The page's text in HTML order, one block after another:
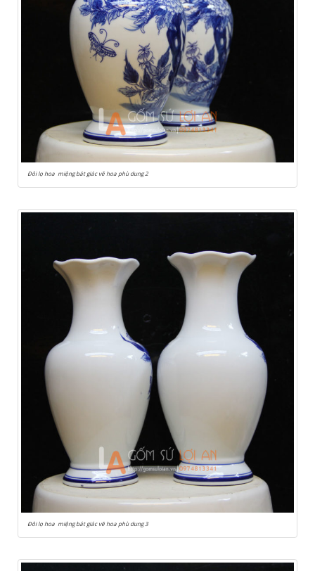
Đôi lọ hoa miệng bát giác vẽ hoa phù dung 2
Đôi lọ hoa miệng bát giác vẽ hoa phù dung 3